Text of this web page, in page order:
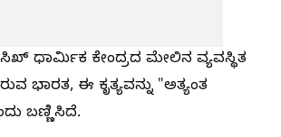
ಧಾರ್ಮಿಕ ಕೇಂದ್ರದ ಮೇಲಿನ ವ್ಯವಸ್ಥಿತ
ಭಾರತ, ಈ ಕೃತ್ಯವನ್ನು "ಅತ್ಯಂತ
ಬಣ್ಣಿಸಿದೆ.